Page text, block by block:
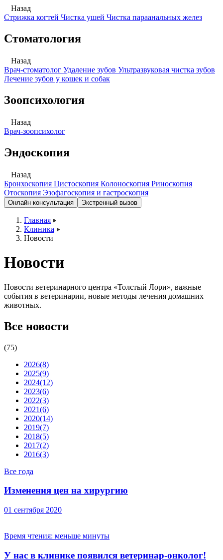
Назад
Стрижка когтей Чистка ушей Чистка параанальных желез
Стоматология
Назад
Врач-стоматолог Удаление зубов Ультразвуковая чистка зубов
Лечение зубов у кошек и собак
Зоопсихология
Назад
Врач-зоопсихолог
Эндоскопия
Назад
Бронхоскопия Цистоскопия Колоноскопия Риноскопия
Отоскопия Эзофагоскопия и гастроскопия
Онлайн консультация Экстренный вызов
Главная
Клиника
Новости
Новости
Новости ветеринарного центра «Толстый Лори», важные
события в ветеринарии, новые методы лечения домашних
животных.
Все новости
(75)
2026(8)
2025(9)
2024(12)
2023(6)
2022(3)
2021(6)
2020(14)
2019(7)
2018(5)
2017(2)
2016(3)
Все года
Изменения цен на хирургию
01 сентября 2020
Время чтения: меньше минуты
У нас в клинике появился ветеринар-онколог!